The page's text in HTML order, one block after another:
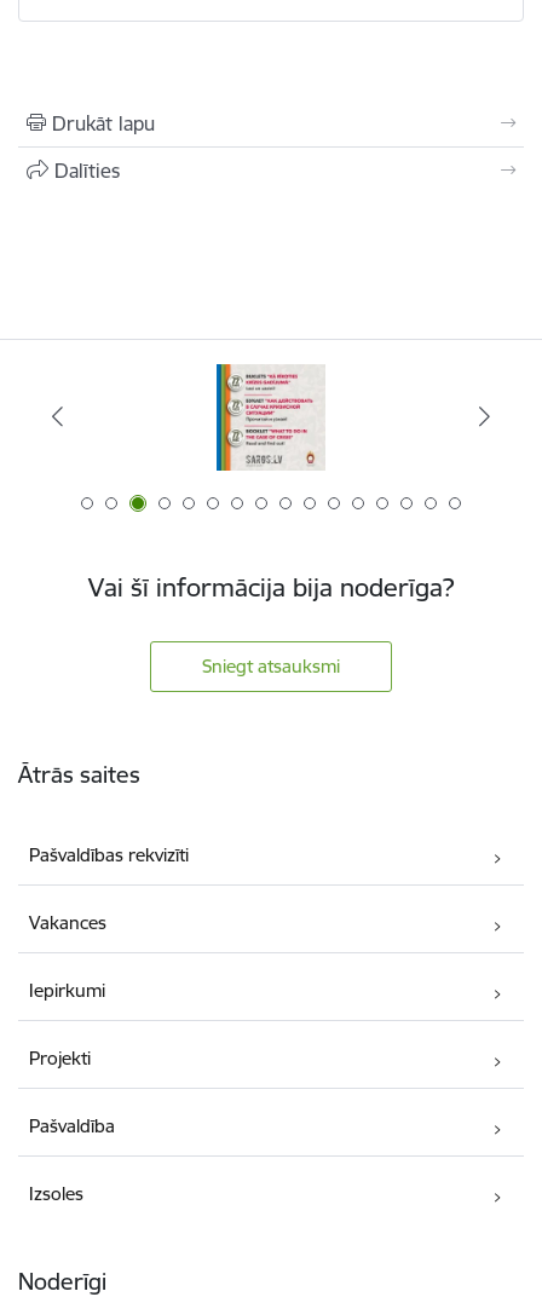
Drukāt lapu
Dalīties
Vai šī informācija bija noderīga?
Sniegt atsauksmi
Ātrās saites
Pašvaldības rekvizīti
Vakances
Iepirkumi
Projekti
Pašvaldība
Izsoles
Noderīgi